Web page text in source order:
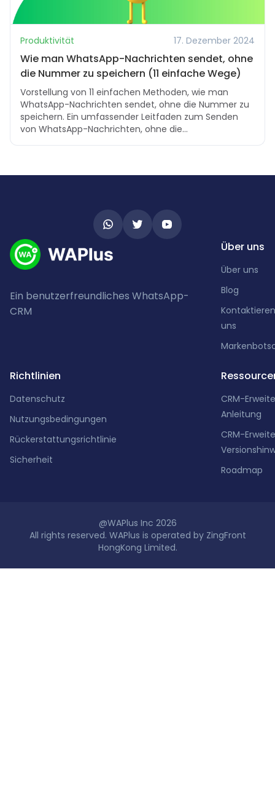
Produktivität 17. Dezember 2024
Wie man WhatsApp-Nachrichten sendet, ohne
die Nummer zu speichern (11 einfache Wege)
Vorstellung von 11 einfachen Methoden, wie man
WhatsApp-Nachrichten sendet, ohne die Nummer zu
speichern. Ein umfassender Leitfaden zum Senden
von WhatsApp-Nachrichten, ohne die
Ein benutzerfreundliches WhatsApp-
CRM
Über uns
Über uns
Blog
uns
Richtlinien
Datenschutz
Nutzungsbedingungen
Rückerstattungsrichtlinie
Sicherheit
CRM-
Anleitung
CRM-
Roadmap
@WAPlus Inc 2026
All rights reserved. WAPlus is operated by ZingFront
HongKong Limited.